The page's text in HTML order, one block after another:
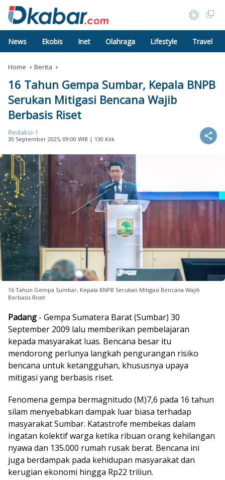
News Ekobis Inet Olahraga Lifestyle Travel
Home Berita
16 Tahun Gempa Sumbar, Kepala BNPB
Serukan Mitigasi Bencana Wajib
Berbasis Riset
Redaksi-1
30 September 2025, 09:00 WIB | 130 Klik
16 Tahun Gempa Sumbar, Kepala BNPB Serukan Mitigasi Bencana Wajib
Berbasis Riset
Padang - Gempa Sumatera Barat (Sumbar) 30
September 2009 lalu memberikan pembelajaran
kepada masyarakat luas. Bencana besar itu
mendorong perlunya langkah pengurangan risiko
bencana untuk ketangguhan, khususnya upaya
mitigasi yang berbasis riset.
Fenomena gempa bermagnitudo (M)7,6 pada 16 tahun
silam menyebabkan dampak luar biasa terhadap
masyarakat Sumbar. Katastrofe membekas dalam
ingatan kolektif warga ketika ribuan orang kehilangan
nyawa dan 135.000 rumah rusak berat. Bencana ini
juga berdampak pada kehidupan masyarakat dan
kerugian ekonomi hingga Rp22 triliun.